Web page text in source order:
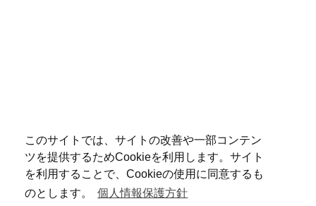
このサイトでは、サイトの改善や一部コンテン
ツを提供するためCookieを利用します。サイト
を利用することで、Cookieの使用に同意するも
のとします。
個人情報保護方針